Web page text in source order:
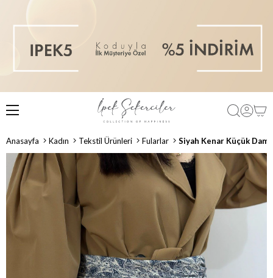
Anasayfa Kadın Tekstil Ürünleri Fularlar Siyah Kenar Küçük